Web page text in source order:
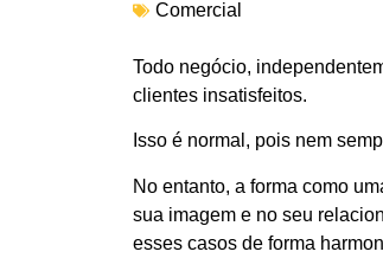
Comercial
Todo negócio,
clientes insatisfeitos.
Isso é normal, pois nem
No entanto, a forma como
sua imagem e no seu
esses casos de forma